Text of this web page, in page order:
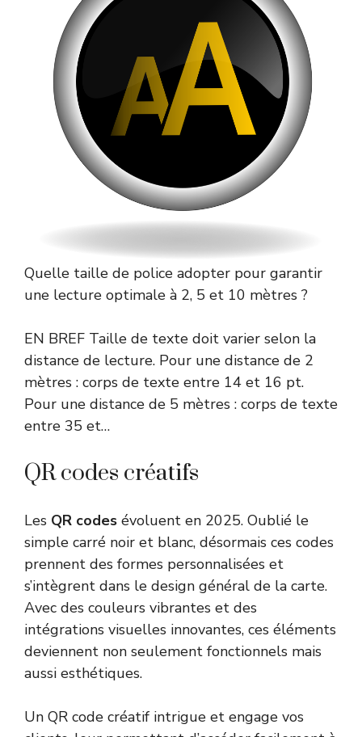
Quelle taille de police adopter pour garantir
une lecture optimale à 2, 5 et 10 mètres ?
EN BREF Taille de texte doit varier selon la
distance de lecture. Pour une distance de 2
mètres : corps de texte entre 14 et 16 pt.
Pour une distance de 5 mètres : corps de texte
entre 35 et…
QR codes créatifs
Les QR codes évoluent en 2025. Oublié le
simple carré noir et blanc, désormais ces codes
prennent des formes personnalisées et
s’intègrent dans le design général de la carte.
Avec des couleurs vibrantes et des
intégrations visuelles innovantes, ces éléments
deviennent non seulement fonctionnels mais
aussi esthétiques.
Un QR code créatif intrigue et engage vos